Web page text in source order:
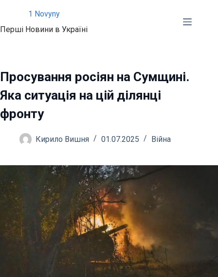
вмісту
1 Novyny
Перші Новини в Україні
Просування росіян на Сумщині.
Яка ситуація на цій ділянці
фронту
Кирило Вишня 01.07.2025 Війна